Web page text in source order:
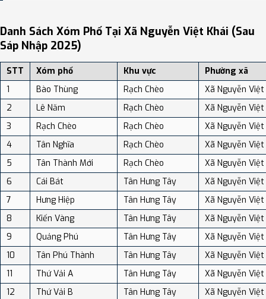
địa điểm tại: VReview.vn - Nền tảng review địa điểm, dịch vụ và du
lịch uy tín tại Việt Nam.
Danh Sách Xóm Phố Tại Xã Nguyễn Việt Khái (sau
Sáp Nhập 2025)
STT Xóm phố Khu vực
Phường xã
1
Bào Thùng Rạch Chèo
Xã Nguyễn Việt
2
Lê Năm Rạch Chèo
Xã Nguyễn Việt
3
Rạch Chèo Rạch Chèo
Xã Nguyễn Việt
4
Tân Nghĩa Rạch Chèo
Xã Nguyễn Việt
5
Tân Thành Mới Rạch Chèo
Xã Nguyễn Việt
6
Cái Bát Tân Hưng Tây
Xã Nguyễn Việt
7
Hưng Hiệp Tân Hưng Tây
Xã Nguyễn Việt
8
Kiến Vàng Tân Hưng Tây
Xã Nguyễn Việt
9
Quảng Phú Tân Hưng Tây
Xã Nguyễn Việt
10
Tân Phú Thành Tân Hưng Tây
Xã Nguyễn Việt
11
Thứ Vải A Tân Hưng Tây
Xã Nguyễn Việt
12
Thứ Vải B Tân Hưng Tây
Xã Nguyễn Việt